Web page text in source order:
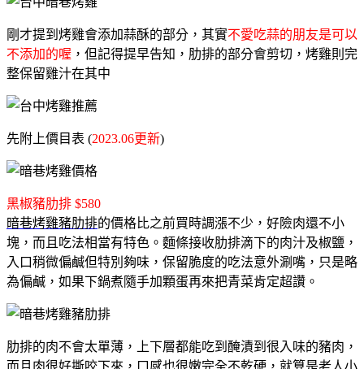
剛才提到烤雞會添加蒜酥的部分，其實不愛吃蒜的朋友是可以
不添加的喔 ，但記得提早告知，肋排的部分會剪切，烤雞則完
整保留雞汁在其中
先附上價目表 (2023.06更新)
黑椒豬肋排 $580
暗巷烤雞豬肋排的價格比之前買時調漲不少，好險肉還不小
塊，而且吃法相當有特色。麵條接收肋排滴下的肉汁及椒鹽，
入口稍微偏鹹但特別夠味，保留脆度的吃法意外涮嘴，只是略
為偏鹹，如果下鍋煮隨手加顆蛋再來把青菜肯定超讚。
肋排的肉不會太單薄，上下層都能吃到醃漬到很入味的豬肉，
而且肉很好撕咬下來，口感也很嫩完全不乾硬，就算是老人小